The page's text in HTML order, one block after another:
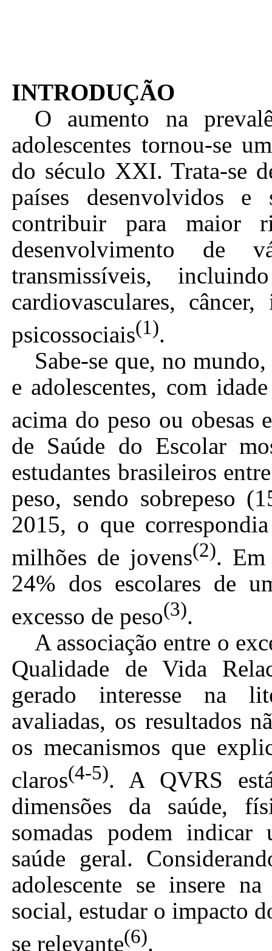
INTRODUÇÃO
O aumento na
adolescentes tornou-se
do século XXI. Trata-se
países desenvolvidos e
contribuir para maior
desenvolvimento de
transmissíveis,
cardiovasculares,
psicossociais(1).
Sabe-se que, no
e adolescentes, com
acima do peso ou obesas
de Saúde do Escolar
estudantes brasileiros
peso, sendo sobrepeso
2015, o que
milhões de jovens(2).
24% dos escolares de
excesso de peso(3).
A associação entre o
Qualidade de Vida
gerado interesse na
avaliadas, os resultados
os mecanismos que
claros(4-5). A QVRS
dimensões da saúde,
somadas podem indicar
saúde geral.
adolescente se insere
social, estudar o impacto
se relevante(6).